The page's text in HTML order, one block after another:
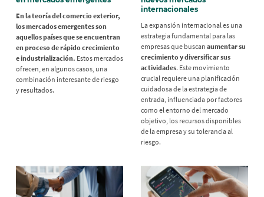
En la teoría del comercio exterior,
los mercados emergentes son
aquellos países que se encuentran
en proceso de rápido crecimiento
e industrialización. Estos mercados
ofrecen, en algunos casos, una
combinación interesante de riesgo
y resultados.
internacionales
La expansión internacional es una
estrategia fundamental para las
empresas que buscan aumentar su
crecimiento y diversificar sus
actividades. Este movimiento
crucial requiere una planificación
cuidadosa de la estrategia de
entrada, influenciada por factores
como el entorno del mercado
objetivo, los recursos disponibles
de la empresa y su tolerancia al
riesgo.